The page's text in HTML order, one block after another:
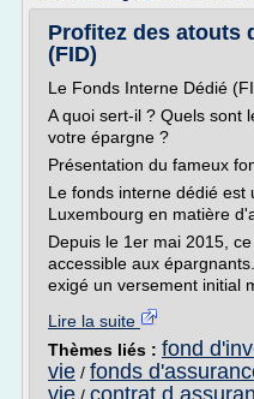
Profitez des atouts
(FID)
Le Fonds Interne Dédié
A quoi sert-il ? Quels sont
votre épargne ?
Présentation du fameux
Le fonds interne dédié est
Luxembourg en matière
Depuis le 1er mai 2015,
accessible aux
exigé un versement initial
Lire la suite
Thèmes liés : fond
vie / fonds
vie contrat d